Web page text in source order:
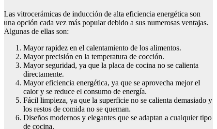
Las vitrocerámicas de inducción de alta eficiencia energética son
una opción cada vez más popular debido a sus numerosas ventajas.
Algunas de ellas son:
Mayor rapidez en el calentamiento de los alimentos.
Mayor precisión en la temperatura de cocción.
Mayor seguridad, ya que la placa de cocina no se calienta
directamente.
Mayor eficiencia energética, ya que se aprovecha mejor el
calor y se reduce el consumo de energía.
Fácil limpieza, ya que la superficie no se calienta demasiado y
los restos de comida no se queman.
Diseños modernos y elegantes que se adaptan a cualquier tipo
de cocina.